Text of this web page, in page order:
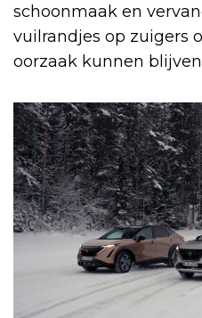
schoonmaak en
vuilrandjes op zuigers
oorzaak kunnen